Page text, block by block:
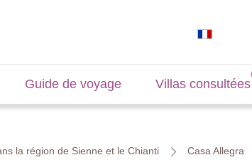
Guide de voyage Villas consultées
la région de Sienne et le Chianti Casa Allegra